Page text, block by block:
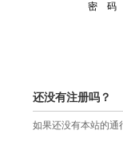
密 码
还没有注册吗？
如果还没有本站的通